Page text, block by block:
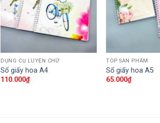
DỤNG CỤ LUYỆN CHỮ
Sổ giấy hoa A4
110.000₫
TOP SẢN PHẨM
Sổ giấy hoa A5
65.000₫